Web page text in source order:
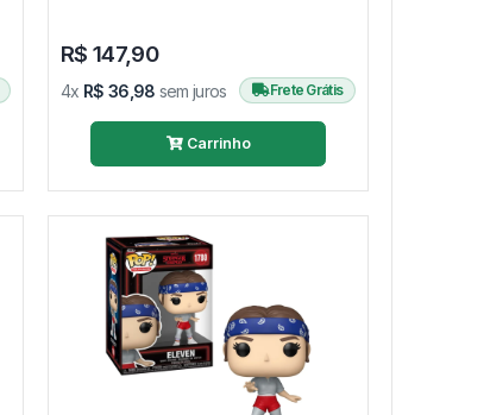
R$ 147,90
4x R$ 36,98 sem juros Frete Grátis
Carrinho